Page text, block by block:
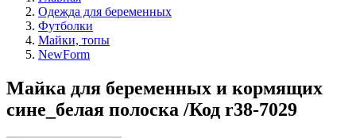
Одежда для беременных
Футболки
Майки, топы
NewForm
Майка для беременных и кормящих
сине_белая полоска /Код r38-7029